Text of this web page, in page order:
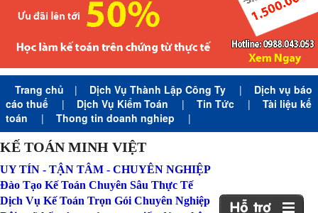
Trang chủ | Dịch Vụ Thành Lập Công Ty |
Dịch vụ báo
cáo thuế
| Dịch Vụ Kiểm Toán | Tin Tức |
Tài liệu kế
toán
| Thong tin doanh nghiep |
KẾ TOÁN MINH VIỆT
UY TÍN - TẬN TÂM - CHUYÊN NGHIỆP
Đào Tạo Kế Toán Chuyên Sâu Thực Tế
Dịch Vụ Kế Toán Trọn Gói Chuyên Nghiệp